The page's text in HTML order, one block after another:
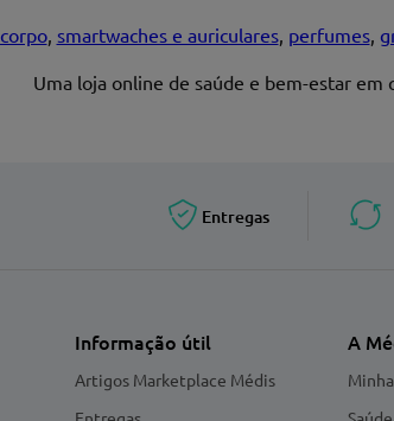
corpo, smartwaches e auriculares, perfumes,
Uma loja online de saúde e bem-estar
Entregas
Informação útil
Artigos Marketplace Médis
A